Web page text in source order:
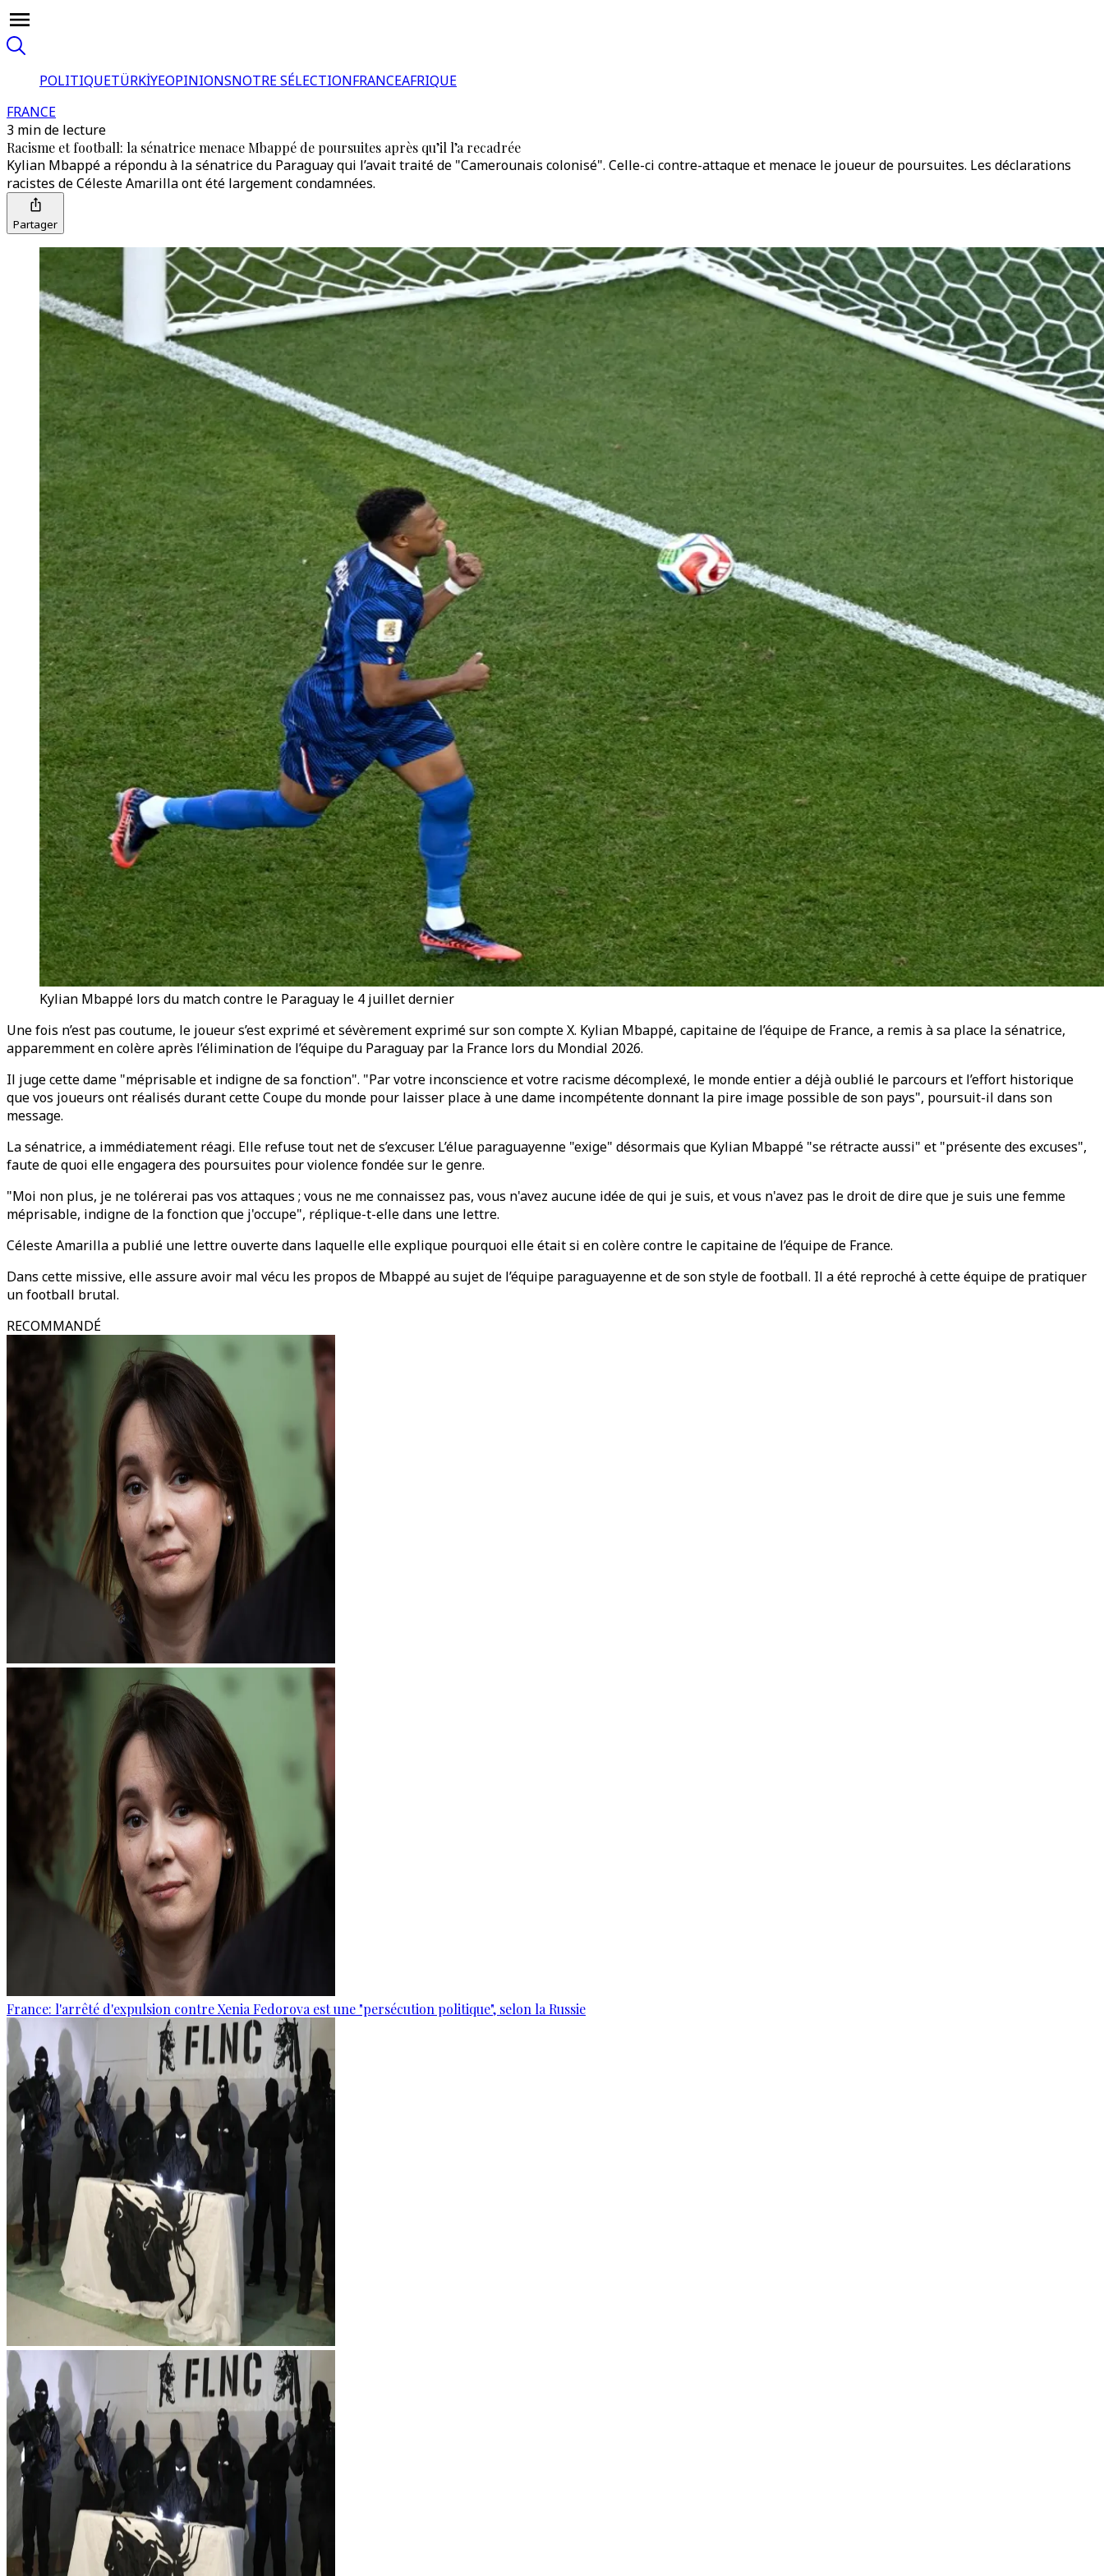
POLITIQUETÜRKİYEOPINIONSNOTRE SÉLECTIONFRANCEAFRIQUE
FRANCE
3 min de lecture
Racisme et football: la sénatrice menace Mbappé de poursuites après qu’il l’a recadrée
Kylian Mbappé a répondu à la sénatrice du Paraguay qui l’avait traité de "Camerounais colonisé". Celle-ci contre-attaque et menace le joueur de poursuites. Les déclarations
racistes de Céleste Amarilla ont été largement condamnées.
Partager
Kylian Mbappé lors du match contre le Paraguay le 4 juillet dernier
Une fois n’est pas coutume, le joueur s’est exprimé et sévèrement exprimé sur son compte X. Kylian Mbappé, capitaine de l’équipe de France, a remis à sa place la sénatrice,
apparemment en colère après l’élimination de l’équipe du Paraguay par la France lors du Mondial 2026.
Il juge cette dame "méprisable et indigne de sa fonction". "Par votre inconscience et votre racisme décomplexé, le monde entier a déjà oublié le parcours et l’effort historique
que vos joueurs ont réalisés durant cette Coupe du monde pour laisser place à une dame incompétente donnant la pire image possible de son pays", poursuit-il dans son
message.
La sénatrice, a immédiatement réagi. Elle refuse tout net de s’excuser. L’élue paraguayenne "exige" désormais que Kylian Mbappé "se rétracte aussi" et "présente des excuses",
faute de quoi elle engagera des poursuites pour violence fondée sur le genre.
"Moi non plus, je ne tolérerai pas vos attaques ; vous ne me connaissez pas, vous n'avez aucune idée de qui je suis, et vous n'avez pas le droit de dire que je suis une femme
méprisable, indigne de la fonction que j'occupe", réplique-t-elle dans une lettre.
Céleste Amarilla a publié une lettre ouverte dans laquelle elle explique pourquoi elle était si en colère contre le capitaine de l’équipe de France.
Dans cette missive, elle assure avoir mal vécu les propos de Mbappé au sujet de l’équipe paraguayenne et de son style de football. Il a été reproché à cette équipe de pratiquer
un football brutal.
RECOMMANDÉ
France: l'arrêté d'expulsion contre Xenia Fedorova est une "persécution politique", selon la Russie